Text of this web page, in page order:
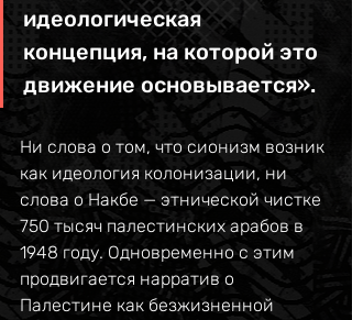
идеологическая
концепция, на которой это
движение основывается».
Ни слова о том, что сионизм возник
как идеология колонизации, ни
слова о Накбе — этнической чистке
750 тысяч палестинских арабов в
1948 году. Одновременно с этим
продвигается нарратив о
Палестине как безжизненной